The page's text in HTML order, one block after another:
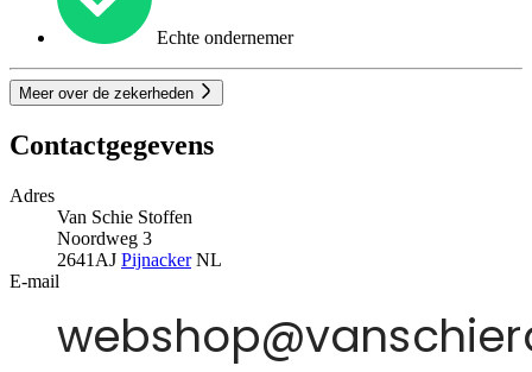
Echte ondernemer
Meer over de zekerheden
Contactgegevens
Adres
Van Schie Stoffen
Noordweg 3
2641AJ PijnackerNL
E-mail